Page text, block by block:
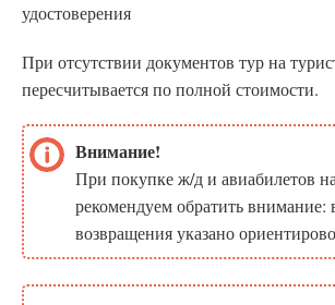
удостоверения
При отсутствии документов тур на
пересчитывается по полной стоимости.
Внимание!
При покупке ж/д и авиабилетов
рекомендуем обратить внимание:
возвращения указано